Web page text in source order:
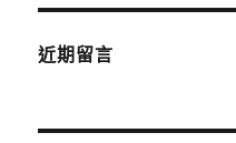
近期留言